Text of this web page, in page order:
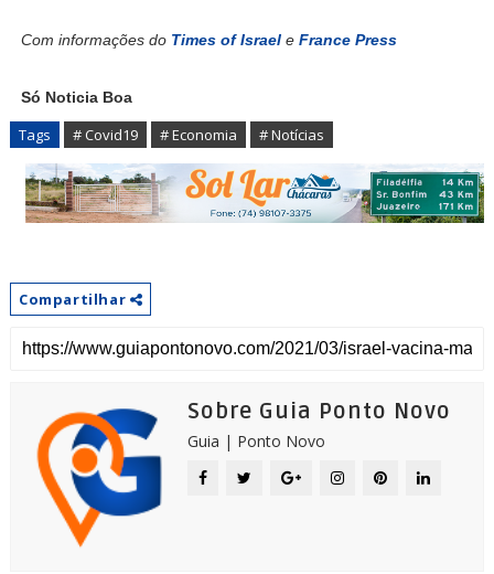
Com informações do Times of IsraeleFrance Press
Só Noticia Boa
Tags # Covid19 # Economia # Notícias
Compartilhar
Sobre Guia Ponto Novo
Guia | Ponto Novo